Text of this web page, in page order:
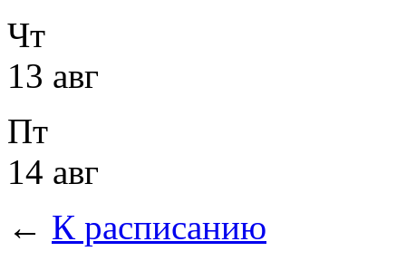
Чт
13 авг
Пт
14 авг
← К расписанию